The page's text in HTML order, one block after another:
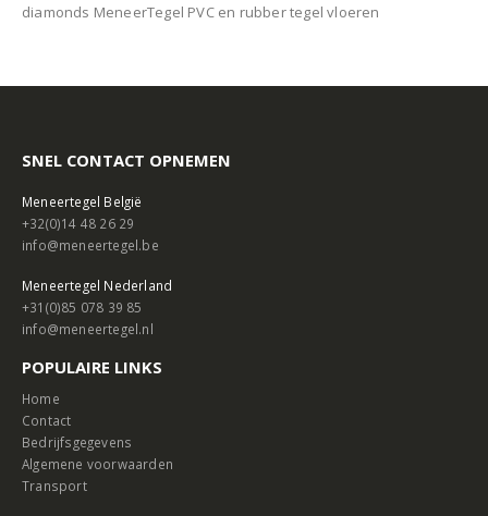
diamonds MeneerTegel PVC en rubber tegel vloeren
SNEL CONTACT OPNEMEN
Meneertegel België
+32(0)14 48 26 29
info@meneertegel.be
Meneertegel Nederland
+31(0)85 078 39 85
info@meneertegel.nl
POPULAIRE LINKS
Home
Contact
Bedrijfsgegevens
Algemene voorwaarden
Transport